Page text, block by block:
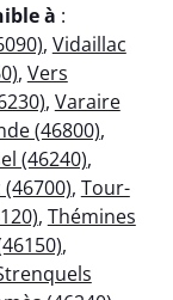
à :
, Vidaillac
, Vers
, Varaire
(46800),
(46240),
, Tour-
, Thémines
,